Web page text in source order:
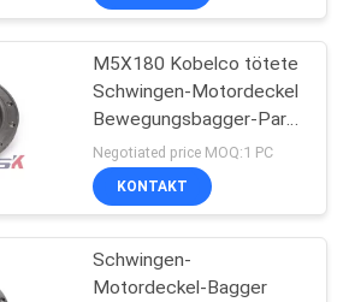
25
M5X180 Kobelco tötete
Schwingen-Motordeckel
Bewegungsbagger-Parts
SK350-8
Negotiated price MOQ:1 PC
KONTAKT
Schwingen-
Motordeckel-Bagger